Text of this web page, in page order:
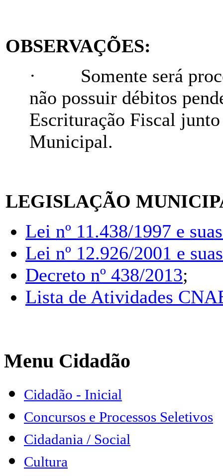
OBSERVAÇÕES:
· Somente será
não possuir débitos
Escrituração Fiscal
Municipal.
LEGISLAÇÃO
Lei nº 11.438/1997 e
Lei nº 12.926/2001 e
Decreto nº 438/2013;
Lista de Atividades
Menu Cidadão
Cidadão - Inicial
Concursos e Processos Seletivos
Cidadania / Social
Cultura